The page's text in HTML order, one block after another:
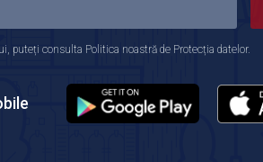
puteți consulta Politica noastră de Protecția datelor.